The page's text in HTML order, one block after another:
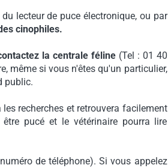
du lecteur de puce électronique, ou par
cinophiles.
la centrale féline(Tel : 01 40
même si vous n'êtes qu'un particulier,
public.
recherches et retrouvera facilement
pucé et le vétérinaire pourra lire
de téléphone). Si vous appelez